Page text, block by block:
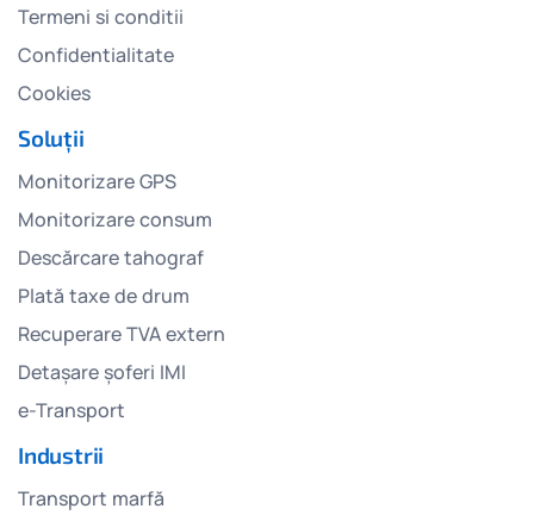
Termeni si conditii
Confidentialitate
Cookies
Soluții
Monitorizare GPS
Monitorizare consum
Descărcare tahograf
Plată taxe de drum
Recuperare TVA extern
Detașare șoferi IMI
e-Transport
Industrii
Transport marfă